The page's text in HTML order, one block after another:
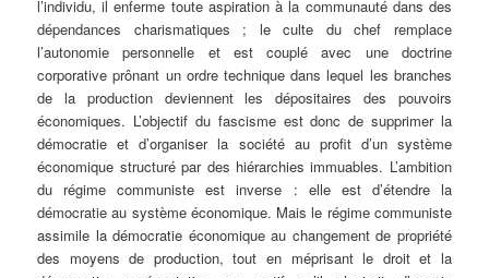
l’individu, il enferme toute aspiration à la communauté dans des
dépendances charismatiques ; le culte du chef remplace
l’autonomie personnelle et est couplé avec une doctrine
corporative prônant un ordre technique dans lequel les branches
de la production deviennent les dépositaires des pouvoirs
économiques. L’objectif du fascisme est donc de supprimer la
démocratie et d’organiser la société au profit d’un système
économique structuré par des hiérarchies immuables. L’ambition
du régime communiste est inverse : elle est d’étendre la
démocratie au système économique. Mais le régime communiste
assimile la démocratie économique au changement de propriété
des moyens de production, tout en méprisant le droit et la